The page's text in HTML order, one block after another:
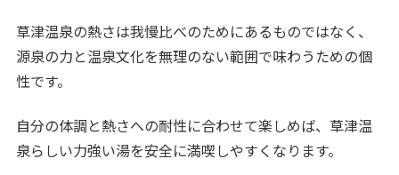
草津温泉の熱さは我慢比べのためにあるものではなく、
源泉の力と温泉文化を無理のない範囲で味わうための個
性です。
自分の体調と熱さへの耐性に合わせて楽しめば、草津温
泉らしい力強い湯を安全に満喫しやすくなります。